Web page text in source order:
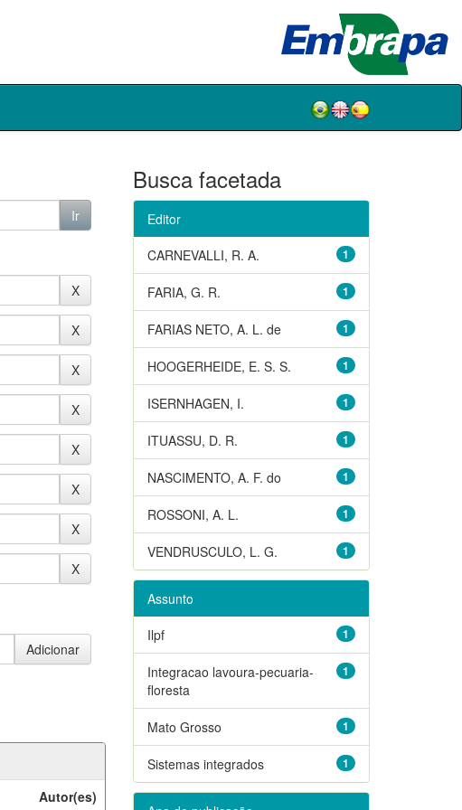
Autor(es)
Busca facetada
Editor
1
CARNEVALLI, R. A.
1
FARIA, G. R.
1
FARIAS NETO, A. L. de
1
HOOGERHEIDE, E. S. S.
1
ISERNHAGEN, I.
1
ITUASSU, D. R.
1
NASCIMENTO, A. F. do
1
ROSSONI, A. L.
1
VENDRUSCULO, L. G.
Assunto
1
Ilpf
1
Integracao lavoura-pecuaria-
floresta
1
Mato Grosso
1
Sistemas integrados